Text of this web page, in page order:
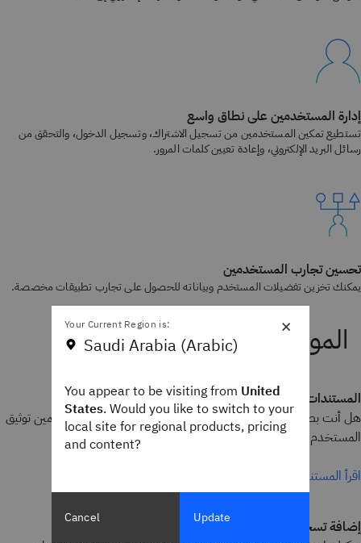
إدارة المستخدمين على نطاق واسع
تستطيع تمكين المستخدمين من تسجيل الاشتراك، وتسجيل الدخول، والتحقق من
رسائل البريد الإلكتروني، وإعادة تعيين كلمات المرور.
تحسين تجارب المستخدمين
يمكنك تخزين تفضيلات المستخدم وبياناته للحصول على تجارب تطبيقات مخصصة.
المستندات الفنية لـ IBM Cloud App ID
هل أنت بصدد اتخاذ قرار بشأن كيفية تأمين تطبيقاتك؟ يمكنك تضمين توثيق
المستخدم في تطبيقاتك باستخدام IBM Cloud App ID.
اقرأ المستندات الفنية
إضافة تسجيل الدخول إلى التطبيق
×
Your Current Region is:
Saudi Arabia (Arabic)
You appear to be visiting from United
States. Would you like to switch to your
local site for regional products, pricing
and content?
Cancel Update